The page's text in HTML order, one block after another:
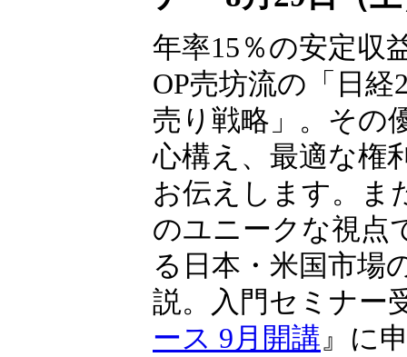
ナー 8月29日（
年率15％の安定収
OP売坊流の「日経
売り戦略」。その
心構え、最適な権
お伝えします。ま
のユニークな視点
る日本・米国市場
説。入門セミナー